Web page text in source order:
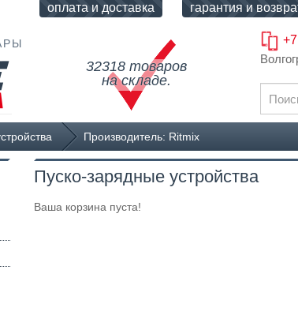
оплата и доставка гарантия и
32318 товаров
на складе.
Производитель: Ritmix
Пуско-зарядные устройства
Ваша корзина пуста!